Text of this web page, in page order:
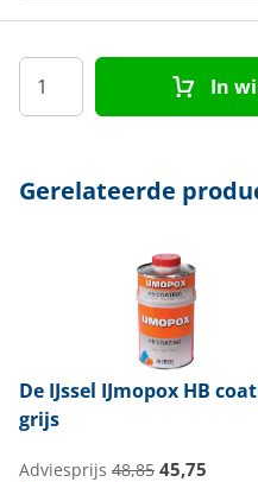
In
Gerelateerde
De IJssel IJmopox HB
grijs
Adviesprijs 48,85 45,75